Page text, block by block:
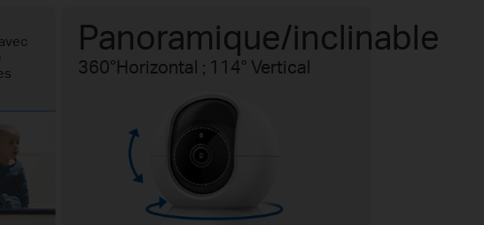
Panoramique/inclinable
360°Horizontal ; 114° Vertical